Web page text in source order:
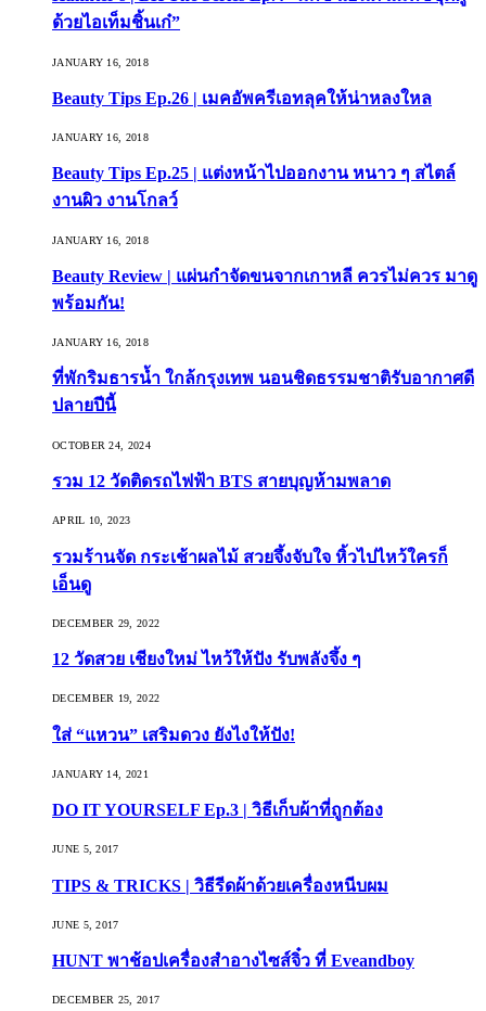
ด้วยไอเท็มชิ้นเก๋”
JANUARY 16, 2018
Beauty Tips Ep.26 | เมคอัพครีเอทลุคให้น่าหลงใหล
JANUARY 16, 2018
Beauty Tips Ep.25 | แต่งหน้าไปออกงาน หนาว ๆ สไตล์
งานผิว งานโกลว์
JANUARY 16, 2018
Beauty Review | แผ่นกำจัดขนจากเกาหลี ควรไม่ควร มาดู
พร้อมกัน!
JANUARY 16, 2018
ที่พักริมธารน้ำ ใกล้กรุงเทพ นอนชิดธรรมชาติรับอากาศดี
ปลายปีนี้
OCTOBER 24, 2024
รวม 12 วัดติดรถไฟฟ้า BTS สายบุญห้ามพลาด
APRIL 10, 2023
รวมร้านจัด กระเช้าผลไม้ สวยจึ้งจับใจ หิ้วไปไหว้ใครก็
เอ็นดู
DECEMBER 29, 2022
12 วัดสวย เชียงใหม่ ไหว้ให้ปัง รับพลังจึ้ง ๆ
DECEMBER 19, 2022
ใส่ “แหวน” เสริมดวง ยังไงให้ปัง!
JANUARY 14, 2021
DO IT YOURSELF Ep.3 | วิธีเก็บผ้าที่ถูกต้อง
JUNE 5, 2017
TIPS & TRICKS | วิธีรีดผ้าด้วยเครื่องหนีบผม
JUNE 5, 2017
HUNT พาช้อปเครื่องสำอางไซส์จิ๋ว ที่ Eveandboy
DECEMBER 25, 2017